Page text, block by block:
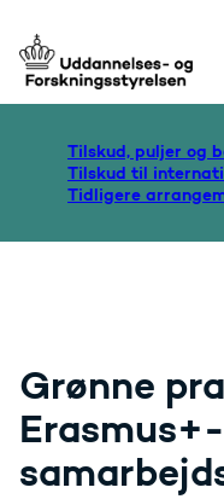
Gå til forsiden
Tidligere
Grønne
Erasmus+-